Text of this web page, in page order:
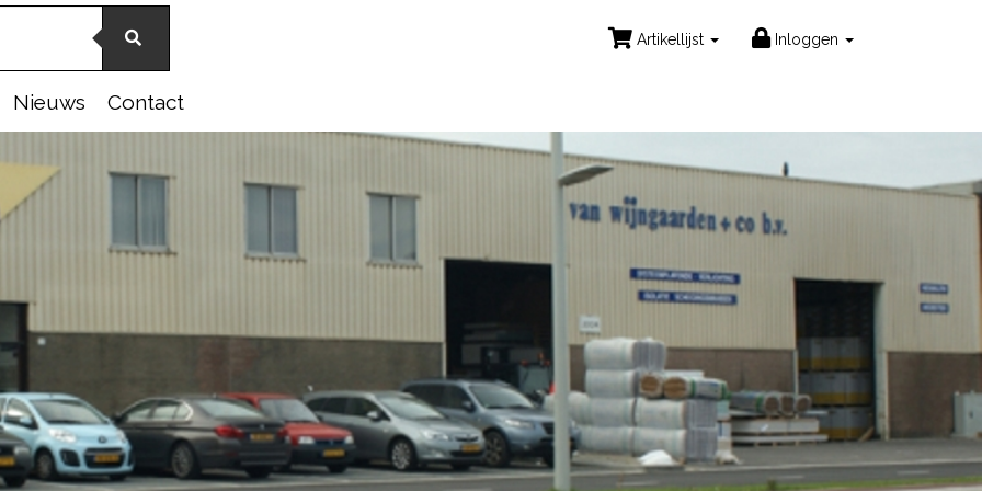
Artikellijst Inloggen
Nieuws Contact